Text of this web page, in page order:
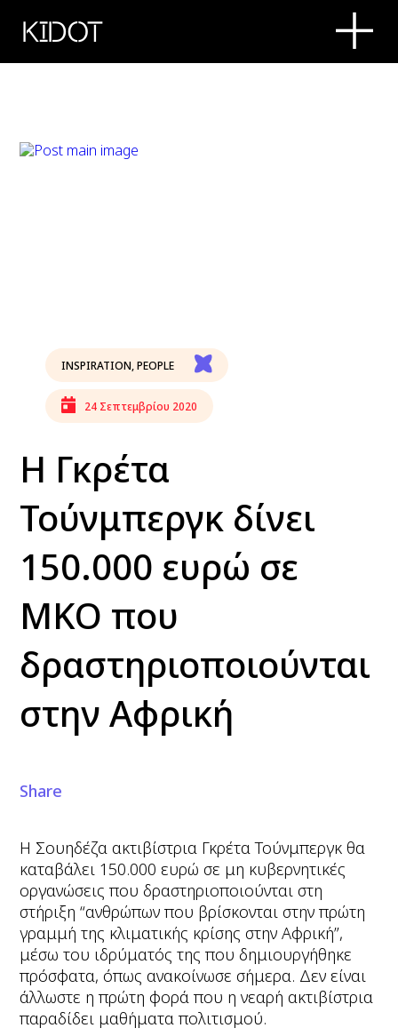
KIDOT
INSPIRATION,PEOPLE
24 Σεπτεμβρίου 2020
Η Γκρέτα
Τούνμπεργκ δίνει
150.000 ευρώ σε
ΜΚΟ που
δραστηριοποιούνται
στην Αφρική
Share
Η Σουηδέζα ακτιβίστρια Γκρέτα Τούνμπεργκ θα
καταβάλει 150.000 ευρώ σε μη κυβερνητικές
οργανώσεις που δραστηριοποιούνται στη
στήριξη “ανθρώπων που βρίσκονται στην πρώτη
γραμμή της κλιματικής κρίσης στην Αφρική”,
μέσω του ιδρύματός της που δημιουργήθηκε
πρόσφατα, όπως ανακοίνωσε σήμερα. Δεν είναι
άλλωστε η πρώτη φορά που η νεαρή ακτιβίστρια
παραδίδει μαθήματα πολιτισμού.